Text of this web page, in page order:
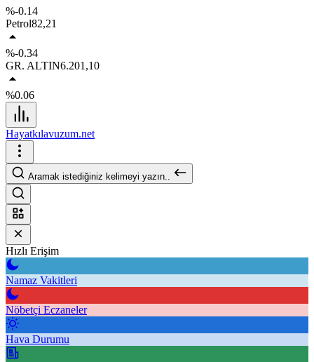
%-0.14
Petrol82,21
%-0.34
GR. ALTIN6.201,10
%0.06
Hayatkılavuzum.net
Aramak istediğiniz kelimeyi yazın..
Hızlı Erişim
Namaz Vakitleri
Nöbetçi Eczaneler
Hava Durumu